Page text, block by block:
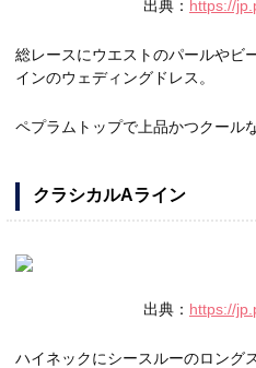
出典： https://
総レースにウエストのパールやビ
インのウェディングドレス。
ペプラムトップで上品かつクール
クラシカルAライン
出典： https://
ハイネックにシースルーのロング